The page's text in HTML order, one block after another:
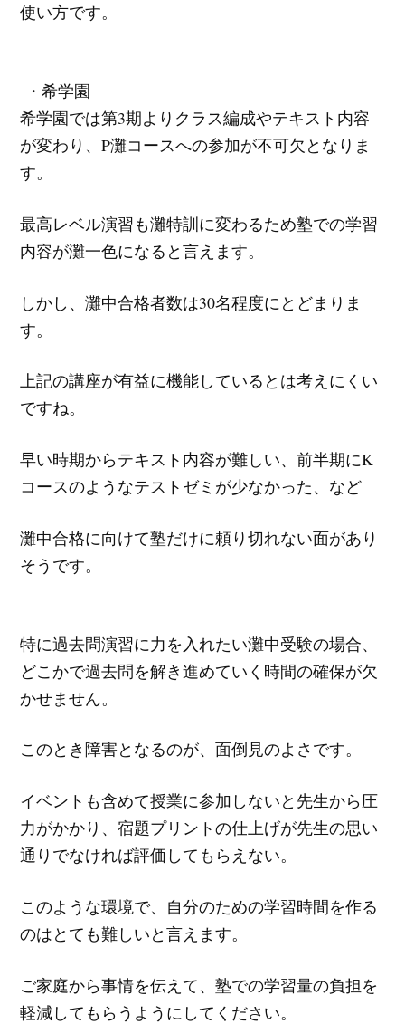
使い方です。
・希学園
希学園では第3期よりクラス編成やテキスト内容
が変わり、P灘コースへの参加が不可欠となりま
す。
最高レベル演習も灘特訓に変わるため塾での学習
内容が灘一色になると言えます。
しかし、灘中合格者数は30名程度にとどまりま
す。
上記の講座が有益に機能しているとは考えにくい
ですね。
早い時期からテキスト内容が難しい、前半期にK
コースのようなテストゼミが少なかった、など
灘中合格に向けて塾だけに頼り切れない面があり
そうです。
特に過去問演習に力を入れたい灘中受験の場合、
どこかで過去問を解き進めていく時間の確保が欠
かせません。
このとき障害となるのが、面倒見のよさです。
イベントも含めて授業に参加しないと先生から圧
力がかかり、宿題プリントの仕上げが先生の思い
通りでなければ評価してもらえない。
このような環境で、自分のための学習時間を作る
のはとても難しいと言えます。
ご家庭から事情を伝えて、塾での学習量の負担を
軽減してもらうようにしてください。